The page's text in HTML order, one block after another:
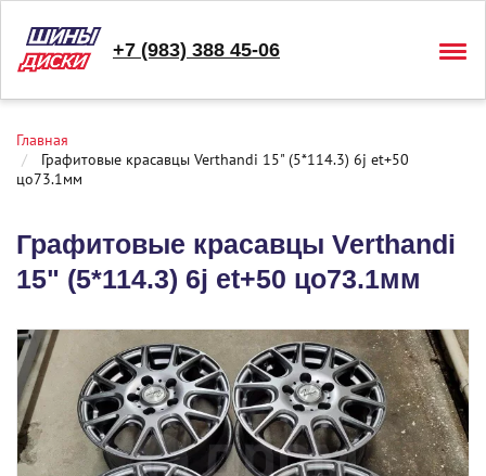
+7 (983) 388 45-06
Главная
Графитовые красавцы Verthandi 15" (5*114.3) 6j et+50
цо73.1мм
Графитовые красавцы Verthandi
15" (5*114.3) 6j et+50 цо73.1мм